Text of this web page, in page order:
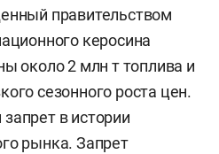
правительством
керосина
около 2 млн т топлива и
сезонного роста цен.
в истории
рынка. Запрет